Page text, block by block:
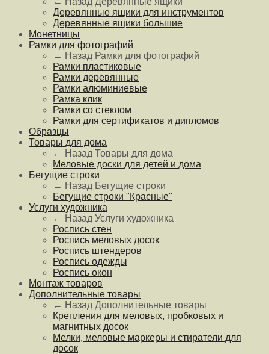
Деревянные ящики для инструментов
Деревянные ящики большие
Монетницы
Рамки для фотографий
← Назад Рамки для фотографий
Рамки пластиковые
Рамки деревянные
Рамки алюминиевые
Рамка клик
Рамки со стеклом
Рамки для сертификатов и дипломов
Образцы
Товары для дома
← Назад Товары для дома
Меловые доски для детей и дома
Бегущие строки
← Назад Бегущие строки
Бегущие строки "Красные"
Услуги художника
← Назад Услуги художника
Роспись стен
Роспись меловых досок
Роспись штендеров
Роспись одежды
Роспись окон
Монтаж товаров
Дополнительные товары
← Назад Дополнительные товары
Крепления для меловых, пробковых и
магнитных досок
Мелки, меловые маркеры и стиратели для
досок